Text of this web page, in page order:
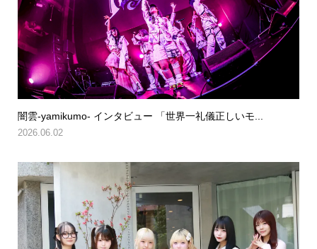
闇雲-yamikumo- インタビュー 「世界一礼儀正しいモ...
2026.06.02